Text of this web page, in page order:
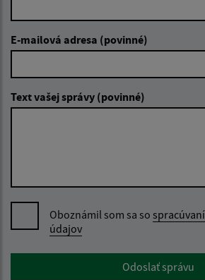
E-mailová adresa (povinné)
Text vašej správy (povinné)
Oboznámil som sa so
údajov
Google reCaptcha ResponseOdoslať správu